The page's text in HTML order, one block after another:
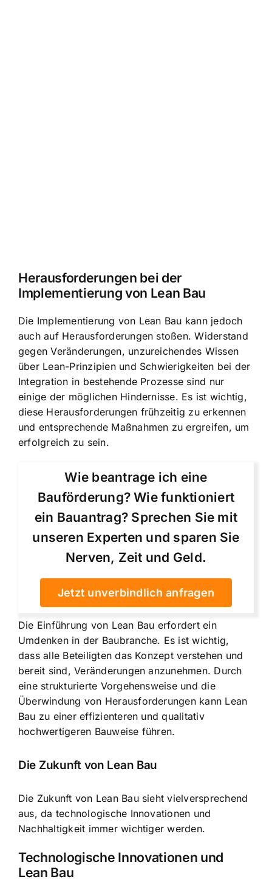
Herausforderungen bei der
Implementierung von Lean Bau
Die Implementierung von Lean Bau kann jedoch
auch auf Herausforderungen stoßen. Widerstand
gegen Veränderungen, unzureichendes Wissen
über Lean-Prinzipien und Schwierigkeiten bei der
Integration in bestehende Prozesse sind nur
einige der möglichen Hindernisse. Es ist wichtig,
diese Herausforderungen frühzeitig zu erkennen
und entsprechende Maßnahmen zu ergreifen, um
erfolgreich zu sein.
Wie beantrage ich eine
Bauförderung? Wie funktioniert
ein Bauantrag? Sprechen Sie mit
unseren Experten und sparen Sie
Nerven, Zeit und Geld.
Jetzt unverbindlich anfragen
Die Einführung von Lean Bau erfordert ein
Umdenken in der Baubranche. Es ist wichtig,
dass alle Beteiligten das Konzept verstehen und
bereit sind, Veränderungen anzunehmen. Durch
eine strukturierte Vorgehensweise und die
Überwindung von Herausforderungen kann Lean
Bau zu einer effizienteren und qualitativ
hochwertigeren Bauweise führen.
Die Zukunft von Lean Bau
Die Zukunft von Lean Bau sieht vielversprechend
aus, da technologische Innovationen und
Nachhaltigkeit immer wichtiger werden.
Technologische Innovationen und
Lean Bau